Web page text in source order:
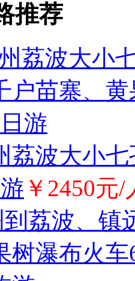
推荐
荔波大小
￥2450元/